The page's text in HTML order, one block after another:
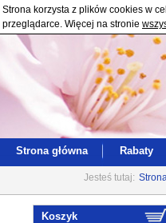
Strona korzysta z plików cookies w
przeglądarce. Więcej na stronie
Strona główna Rabaty
Jesteś tutaj:
Koszyk